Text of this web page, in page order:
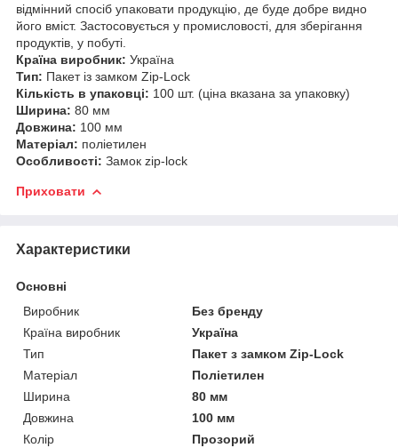
відмінний спосіб упаковати продукцію, де буде добре видно
його вміст. Застосовується у промисловості, для зберігання
продуктів, у побуті.
Країна виробник: Україна
Тип: Пакет із замком Zip-Lock
Кількість в упаковці: 100 шт. (ціна вказана за упаковку)
Ширина: 80 мм
Довжина: 100 мм
Матеріал: поліетилен
Особливості: Замок zip-lock
Приховати
Характеристики
Основні
Виробник
Без бренду
Країна виробник
Україна
Тип
Пакет з замком Zip-Lock
Матеріал
Поліетилен
Ширина
80 мм
Довжина
100 мм
Колір
Прозорий